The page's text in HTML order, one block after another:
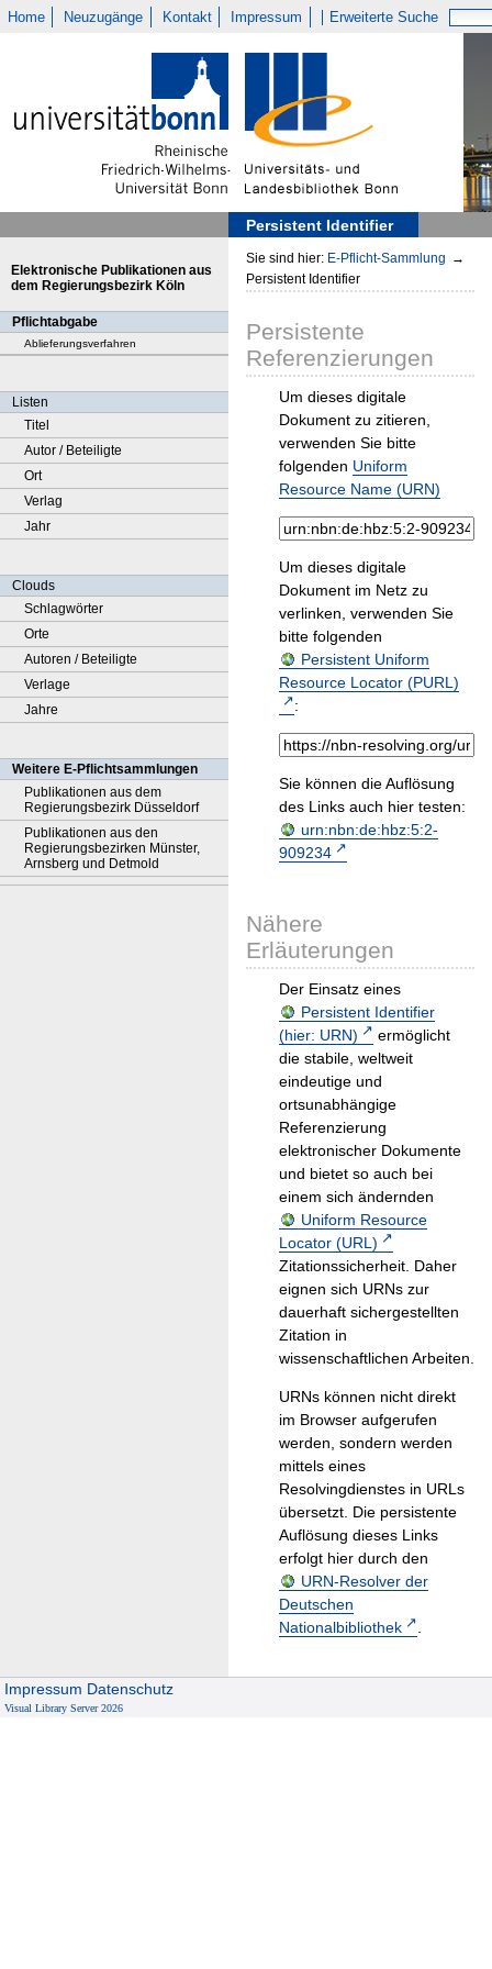
Home Neuzugänge Kontakt Impressum Erweiterte Suche
Persistent Identifier
Elektronische Publikationen aus
dem Regierungsbezirk Köln
Pflichtabgabe
Ablieferungsverfahren
Listen
Titel
Autor / Beteiligte
Ort
Verlag
Jahr
Clouds
Schlagwörter
Orte
Autoren / Beteiligte
Verlage
Jahre
Weitere E-Pflichtsammlungen
Publikationen aus dem
Regierungsbezirk Düsseldorf
Publikationen aus den
Regierungsbezirken Münster,
Arnsberg und Detmold
Sie sind hier: E-Pflicht-Sammlung →
Persistent Identifier
Persistente
Referenzierungen
Um dieses digitale
Dokument zu zitieren,
verwenden Sie bitte
folgenden Uniform
Resource Name (URN)
Um dieses digitale
Dokument im Netz zu
verlinken, verwenden Sie
bitte folgenden
Persistent Uniform
Resource Locator (PURL)
:
Sie können die Auflösung
des Links auch hier testen:
urn:nbn:de:hbz:5:2-
909234
Nähere
Erläuterungen
Der Einsatz eines
Persistent Identifier
(hier: URN)
ermöglicht
die stabile, weltweit
eindeutige und
ortsunabhängige
Referenzierung
elektronischer Dokumente
und bietet so auch bei
einem sich ändernden
Uniform Resource
Locator (URL)
Zitationssicherheit. Daher
eignen sich URNs zur
dauerhaft sichergestellten
Zitation in
wissenschaftlichen Arbeiten.
URNs können nicht direkt
im Browser aufgerufen
werden, sondern werden
mittels eines
Resolvingdienstes in URLs
übersetzt. Die persistente
Auflösung dieses Links
erfolgt hier durch den
URN-Resolver der
Deutschen
Nationalbibliothek
.
Impressum Datenschutz
Visual Library Server 2026